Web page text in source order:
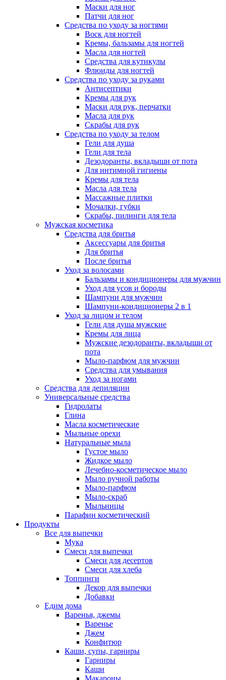
Маски для ног
Патчи для ног
Средства по уходу за ногтями
Воск для ногтей
Кремы, бальзамы для ногтей
Масла для ногтей
Средства для кутикулы
Флюиды для ногтей
Средства по уходу за руками
Антисептики
Кремы для рук
Маски для рук, перчатки
Масла для рук
Скрабы для рук
Средства по уходу за телом
Гели для душа
Гели для тела
Дезодоранты, вкладыши от пота
Для интимной гигиены
Кремы для тела
Масла для тела
Массажные плитки
Мочалки, губки
Скрабы, пилинги для тела
Мужская косметика
Средства для бритья
Аксессуары для бритья
Для бритья
После бритья
Уход за волосами
Бальзамы и кондиционеры для мужчин
Уход для усов и бороды
Шампуни для мужчин
Шампуни-кондиционеры 2 в 1
Уход за лицом и телом
Гели для душа мужские
Кремы для лица
Мужские дезодоранты, вкладыши от
пота
Мыло-парфюм для мужчин
Средства для умывания
Уход за ногами
Средства для депиляции
Универсальные средства
Гидролаты
Глина
Масла косметические
Мыльные орехи
Натуральные мыла
Густое мыло
Жидкое мыло
Лечебно-косметическое мыло
Мыло ручной работы
Мыло-парфюм
Мыло-скраб
Мыльницы
Парафин косметический
Продукты
Все для выпечки
Мука
Смеси для выпечки
Смеси для десертов
Смеси для хлеба
Топпинги
Декор для выпечки
Добавки
Едим дома
Варенья, джемы
Варенье
Джем
Конфитюр
Каши, супы, гарниры
Гарниры
Каши
Макароны